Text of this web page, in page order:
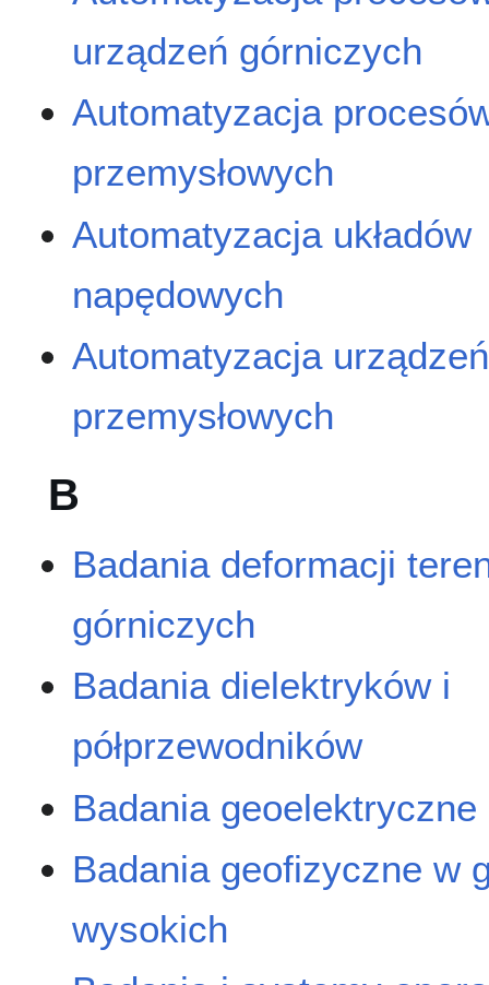
urządzeń górniczych
Automatyzacja
przemysłowych
Automatyzacja układów
napędowych
Automatyzacja urządzeń
przemysłowych
B
Badania deformacji
górniczych
Badania dielektryków i
półprzewodników
Badania geoelektryczne
Badania geofizyczne w
wysokich